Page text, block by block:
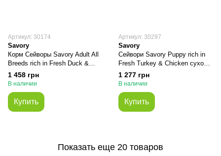
Артикул: 30174
Savory
Корм Сейворы Savory Adult All
Breeds rich in Fresh Duck &
Rabbit сухой со свежей уткой и
кроликом, 3 кг
1 458 грн
В наличии
Купить
Артикул: 30297
Savory
Сейвори Savory Puppy rich in
Fresh Turkey & Chicken сухой
корм для щенков (индейка и
курица), 3 кг
1 277 грн
В наличии
Купить
Показать еще 20 товаров